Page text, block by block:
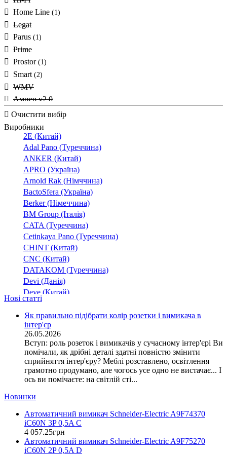
27(1)
29(3)
30
33
34
36
37
40
48
50
52
190
350
550
580
650
101,4
105,6
11,7
112,5
117
12,15
13,5
13.5
13.5
150,3
153
16,5
17,5
171,9
Home Line (1)
Legat
Parus (1)
Prime
Prostor (1)
Smart (2)
WMV
Ампер v2.0
Ампер v2.1(3)
Гібрид v2.0
Герц v3.0(1)
Герц-Про v3.0
СНИ
СНПТО(10)
Снптор
СНПТТ
СНР
Очистити вибір
Виробники
2E (Китай)
Adal Pano (Туреччина)
ANKER (Китай)
APRO (Україна)
Arnold Rak (Німччина)
BactoSfera (Україна)
Berker (Німеччина)
BM Group (Італія)
CATA (Туреччина)
Cetinkaya Pano (Туреччина)
CHINT (Китай)
CNC (Китай)
DATAKOM (Туреччина)
Devi (Данія)
Deye (Китай)
DigiTop (Україна)
DKC (Україна)
Dyness (Китай)
E.NEXT (Україна)
EAE Electric
Eastron (Китай)
Eaton (США)
ElectrO (Україна)
EON (Таїланд)
ETI (Словенія)
ETREL (Словенія)
Evrosvet (Україна)
Нові статті
Як правильно підібрати колір розетки і вимикача в
інтер'єр
26.05.2026
Вступ: роль розеток і вимикачів у сучасному інтер'єрі Ви
помічали, як дрібні деталі здатні повністю змінити
сприйняття інтер'єру? Меблі розставлено, освітлення
грамотно продумано, але чогось усе одно не вистачає... І
ось ви помічаєте: на світлій сті...
Новинки
Автоматичний вимикач Schneider-Electric A9F74370
iC60N 3P 0,5A C
4 057.25грн
Автоматичний вимикач Schneider-Electric A9F75270
iC60N 2P 0,5A D